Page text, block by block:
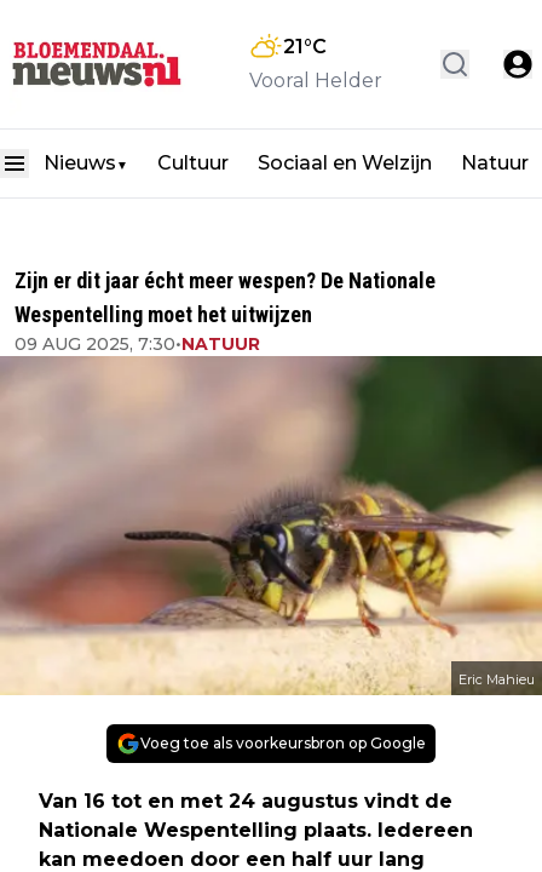
21°C
Vooral Helder
Nieuws ▼ Cultuur Sociaal en Welzijn Natuur
Zijn er dit jaar écht meer wespen? De Nationale
Wespentelling moet het uitwijzen
09 AUG 2025, 7:30•NATUUR
Eric Mahieu
Voeg toe als voorkeursbron op Google
Van 16 tot en met 24 augustus vindt de
Nationale Wespentelling plaats. Iedereen
kan meedoen door een half uur lang